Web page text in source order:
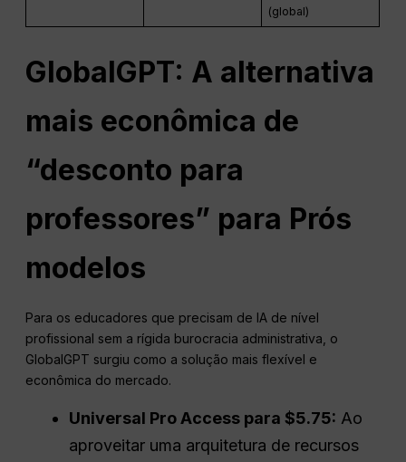
(global)
GlobalGPT: A alternativa
mais econômica de
“desconto para
professores” para Prós
modelos
Para os educadores que precisam de IA de nível
profissional sem a rígida burocracia administrativa, o
GlobalGPT surgiu como a solução mais flexível e
econômica do mercado.
Universal Pro Access para $5.75: Ao
aproveitar uma arquitetura de recursos